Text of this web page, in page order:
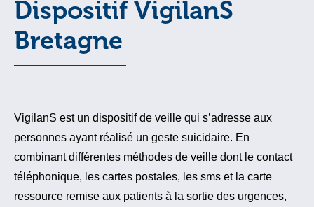
Dispositif VigilanS
Bretagne
VigilanS est un dispositif de veille qui s’adresse aux
personnes ayant réalisé un geste suicidaire. En
combinant différentes méthodes de veille dont le contact
téléphonique, les cartes postales, les sms et la carte
ressource remise aux patients à la sortie des urgences,